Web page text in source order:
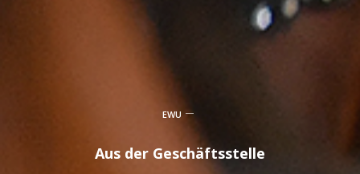
EWU
Aus der Geschäftsstelle